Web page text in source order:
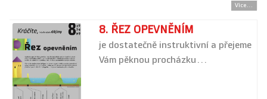
Více...
8. ŘEZ OPEVNĚNÍM
je dostatečně instruktivní a přejeme
Vám pěknou procházku…